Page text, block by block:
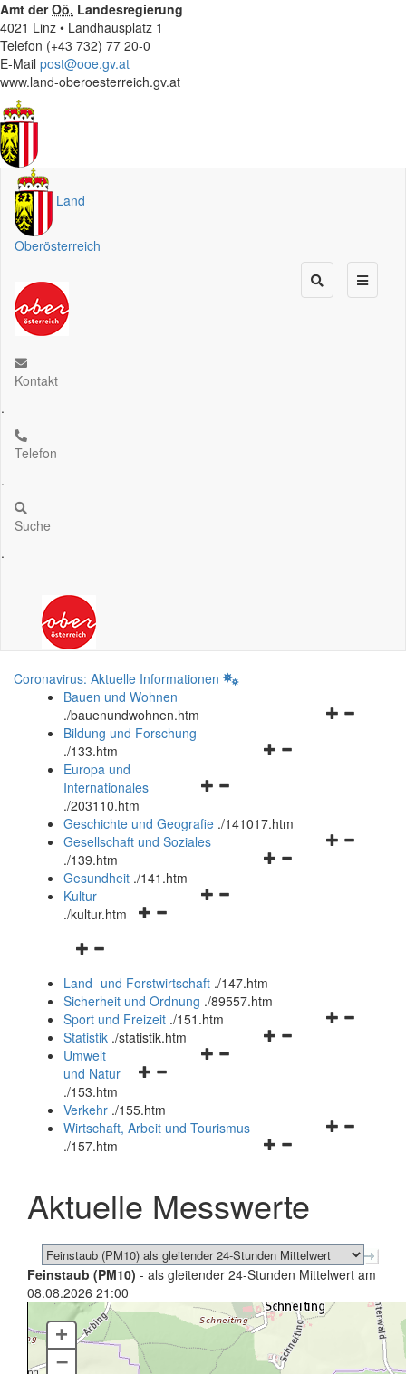
Amt derOö. Landesregierung
4021 Linz • Landhausplatz 1
Telefon (+43 732) 77 20-0
E-Mail post@ooe.gv.at
www.land-oberoesterreich.gv.at
Land
Oberösterreich
Kontakt
.
Telefon
.
Suche
.
Coronavirus: Aktuelle Informationen
Bauen und Wohnen
./bauenundwohnen.htm
Navigationsmenü
Bildung und Forschung
./133.htm
Navigationsmenü
und
schließen
Europa und
Internationales
./203110.htm
Geschichte und Geografie ./141017.htm
Navigationsmenü
Gesellschaft und Soziales
./139.htm
Navigationsmenü
Gesundheit ./141.htm
Navigationsmenü
Kultur
./kultur.htm
Navigationsmenü
und
schließen
Land- und Forstwirtschaft ./147.htm
Sicherheit und Ordnung ./89557.htm
Navigationsmenü
Sport und Freizeit ./151.htm
Navigationsmenü
Statistik ./statistik.htm
Navigationsmenü
und
schließen
Umwelt
und Natur
./153.htm
Verkehr ./155.htm
Navigationsmenü
schließen
Wirtschaft, Arbeit und Tourismus
./157.htm
Aktuelle Messwerte
Feinstaub (PM10) - als gleitender 24-Stunden Mittelwert am
08.08.2026 21:00
+
–